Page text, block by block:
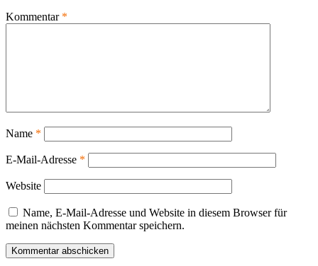
Kommentar *
Name *
E-Mail-Adresse *
Website
Name, E-Mail-Adresse und Website in diesem Browser für
meinen nächsten Kommentar speichern.